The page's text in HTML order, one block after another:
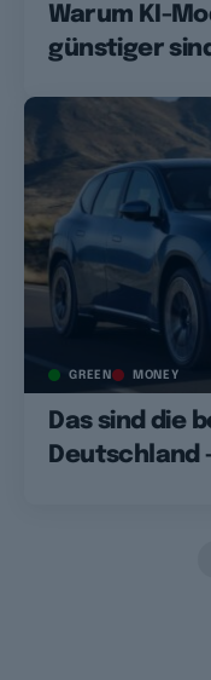
Warum KI-
günstiger
GREEN MONEY
Das sind die
Deutschland